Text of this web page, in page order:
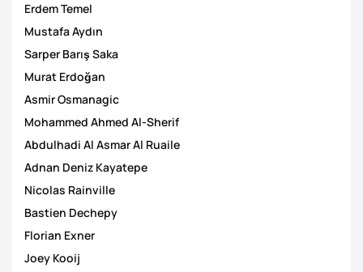
Erdem Temel
Mustafa Aydın
Sarper Barış Saka
Murat Erdoğan
Asmir Osmanagic
Mohammed Ahmed Al-Sherif
Abdulhadi Al Asmar Al Ruaile
Adnan Deniz Kayatepe
Nicolas Rainville
Bastien Dechepy
Florian Exner
Joey Kooij